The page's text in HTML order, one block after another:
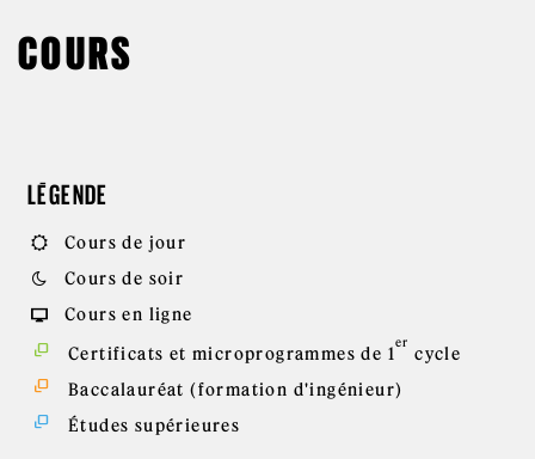
COURS
LÉGENDE
Cours de jour
Cours de soir
Cours en ligne
Certificats et microprogrammes de 1
er
cycle
Baccalauréat (formation d'ingénieur)
Études supérieures